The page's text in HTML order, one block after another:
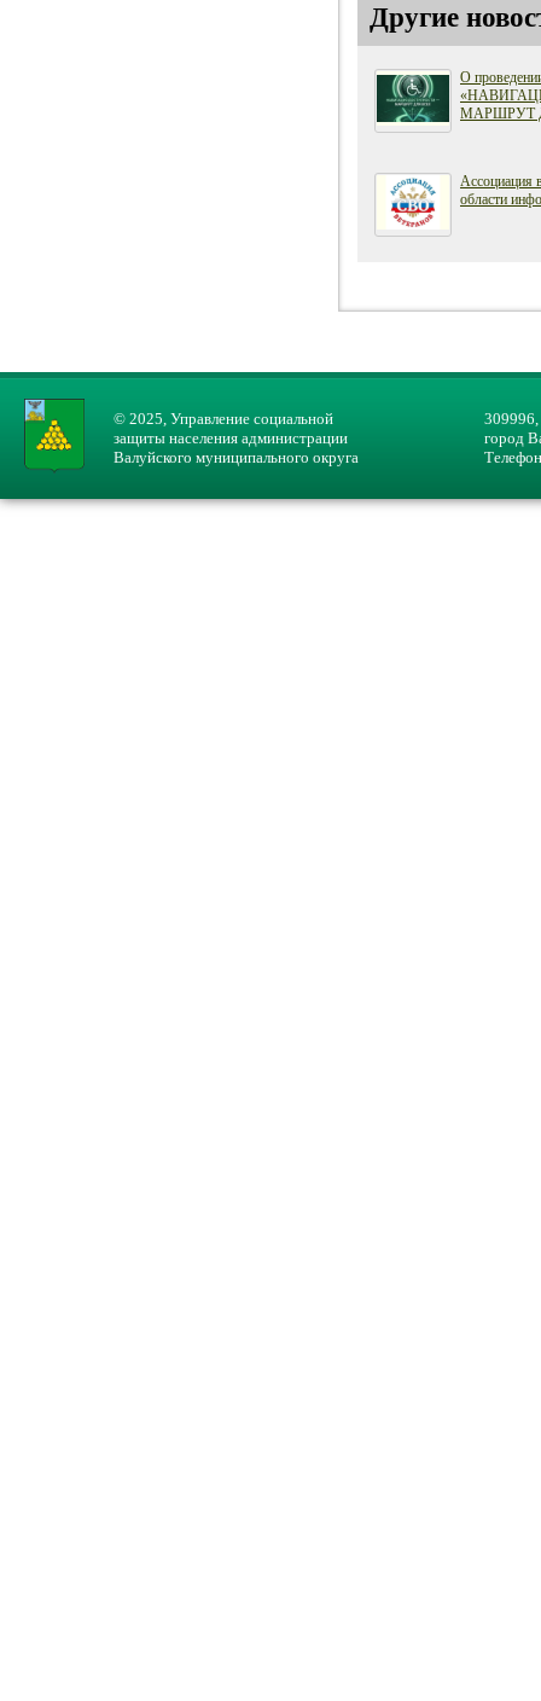
Другие
О
МАРШРУТ
Ассоциация
области
© 2025, Управление социальной
защиты населения администрации
Валуйского муниципального округа
309996,
город